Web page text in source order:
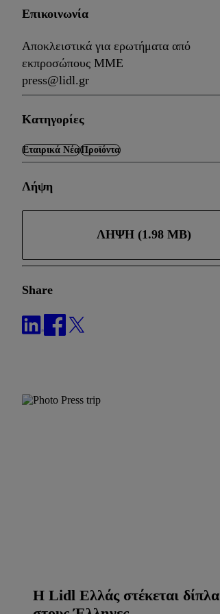
Επικοινωνία
Αποκλειστικά για ερωτήματα από
εκπροσώπους ΜΜΕ
press@lidl.gr
Κατηγορίες
Εταιρικά ΝέαΠροϊόντα
Λήψη
ΛΉΨΗ (1.98 MB)
Share
Η Lidl Ελλάς στέκεται δίπλα